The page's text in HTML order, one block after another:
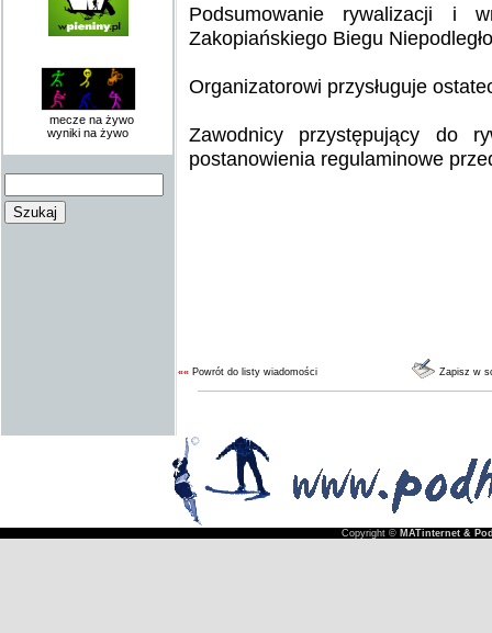
mecze na żywo
wyniki na żywo
Podsumowanie rywalizacji i
Zakopiańskiego Biegu
Organizatorowi przysługuje
Zawodnicy przystępujący do
postanowienia regulaminowe
«« Powrót do listy wiadomości Zapisz w
Copyright © MATinternet &